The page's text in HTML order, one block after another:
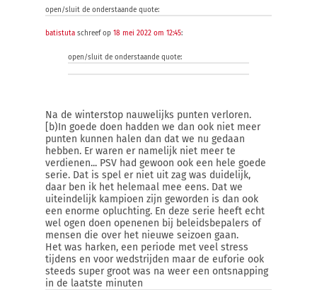
open/sluit de onderstaande quote:
batistuta schreef op 18 mei 2022 om 12:45:
open/sluit de onderstaande quote:
Na de winterstop nauwelijks punten verloren.
[b)In goede doen hadden we dan ook niet meer
punten kunnen halen dan dat we nu gedaan
hebben. Er waren er namelijk niet meer te
verdienen... PSV had gewoon ook een hele goede
serie. Dat is spel er niet uit zag was duidelijk,
daar ben ik het helemaal mee eens. Dat we
uiteindelijk kampioen zijn geworden is dan ook
een enorme opluchting. En deze serie heeft echt
wel ogen doen openenen bij beleidsbepalers of
mensen die over het nieuwe seizoen gaan.
Het was harken, een periode met veel stress
tijdens en voor wedstrijden maar de euforie ook
steeds super groot was na weer een ontsnapping
in de laatste minuten